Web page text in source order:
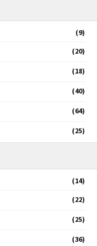
(9)
(20)
(18)
(40)
(64)
(25)
(14)
(22)
(25)
(36)